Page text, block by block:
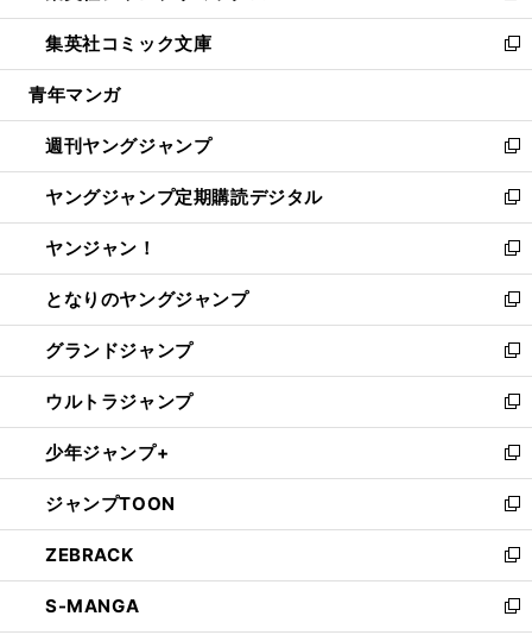
開
く
ウ
で
開
ン
ド
ウ
開
く
ウ
ィ
ン
ウ
で
開
く
し
い
ウ
ン
ド
ウ
で
開
く
集英社コミック文庫
新
し
ウ
ィ
ン
ド
ウ
で
開
く
青年マンガ
週刊ヤングジャンプ
新
し
い
ウ
ィ
ン
ド
ウ
で
開
く
ヤングジャンプ定期購読デジタル
新
し
い
ウ
ィ
ン
ド
ウ
で
開
く
ヤンジャン！
新
し
い
ウ
ィ
ン
ド
ウ
で
開
く
となりのヤングジャンプ
新
し
い
ウ
ィ
ン
ド
ウ
で
開
く
グランドジャンプ
新
し
い
ウ
ィ
ン
ド
ウ
で
開
く
ウルトラジャンプ
新
し
い
ウ
ィ
ン
ド
ウ
で
少年ジャンプ+
新
し
い
ウ
ィ
ン
ド
ジャンプTOON
新
し
い
ウ
ィ
ZEBRACK
新
し
い
S-MANGA
新